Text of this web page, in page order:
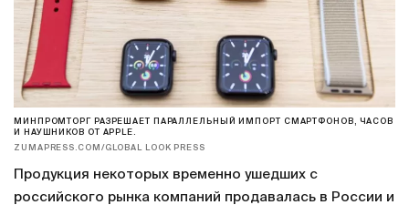
МИНПРОМТОРГ РАЗРЕШАЕТ ПАРАЛЛЕЛЬНЫЙ ИМПОРТ СМАРТФОНОВ, ЧАСОВ
И НАУШНИКОВ ОТ APPLE.
ZUMAPRESS.COM/GLOBAL LOOK PRESS
Продукция некоторых временно ушедших с
российского рынка компаний продавалась в России и